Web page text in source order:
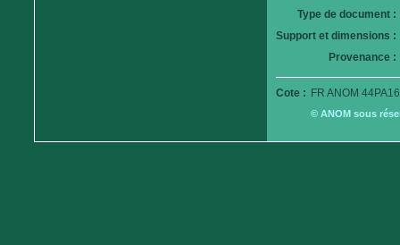
Type de document :
Support et dimensions :
Provenance :
Cote : FR ANOM
© ANOM sous